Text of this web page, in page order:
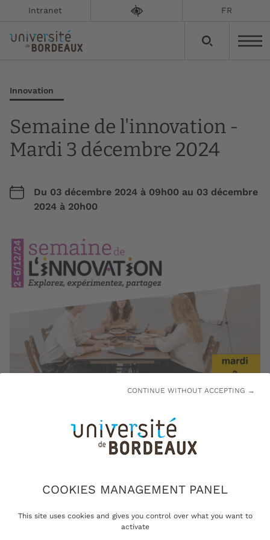
COOKIES MANAGEMENT PANEL
This site uses cookies and gives you control over what you want to
activate
CONTINUE WITHOUT ACCEPTING →
Intranet FR
Innovation
Semaine de l'innovation -
Mardi 3 décembre 2024
Du 03 décembre 2024 à 09h00 au 03 décembre
2024 à 20h00
TABLE RONDE / VISITE